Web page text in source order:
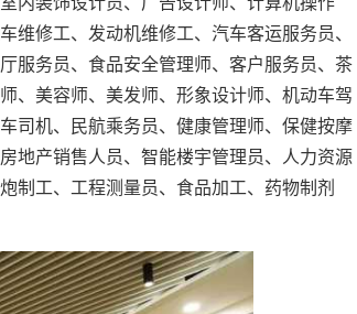
修工、发动机维修工、汽车客运服务员、
服务员、食品安全管理师、客户服务员、茶
、美容师、美发师、形象设计师、机动车驾
司机、民航乘务员、健康管理师、保健按摩
地产销售人员、智能楼宇管理员、人力资源
制工、工程测量员、食品加工、药物制剂